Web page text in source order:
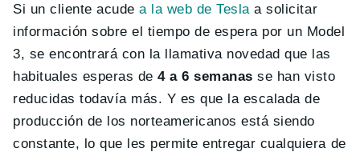
Si un cliente acude a la web de Tesla a solicitar
información sobre el tiempo de espera por un Model
3, se encontrará con la llamativa novedad que las
habituales esperas de 4 a 6 semanas se han visto
reducidas todavía más. Y es que la escalada de
producción de los norteamericanos está siendo
constante, lo que les permite entregar cualquiera de